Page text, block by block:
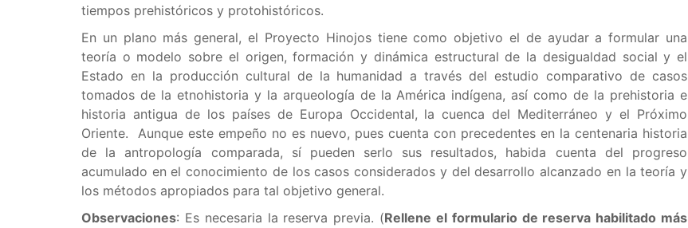
tiempos prehistóricos y protohistóricos.
En un plano más general, el Proyecto Hinojos tiene como objetivo el de ayudar a formular una
teoría o modelo sobre el origen, formación y dinámica estructural de la desigualdad social y el
Estado en la producción cultural de la humanidad a través del estudio comparativo de casos
tomados de la etnohistoria y la arqueología de la América indígena, así como de la prehistoria e
historia antigua de los países de Europa Occidental, la cuenca del Mediterráneo y el Próximo
Oriente. Aunque este empeño no es nuevo, pues cuenta con precedentes en la centenaria historia
de la antropología comparada, sí pueden serlo sus resultados, habida cuenta del progreso
acumulado en el conocimiento de los casos considerados y del desarrollo alcanzado en la teoría y
los métodos apropiados para tal objetivo general.
Observaciones: Es necesaria la reserva previa. (Rellene el formulario de reserva habilitado más